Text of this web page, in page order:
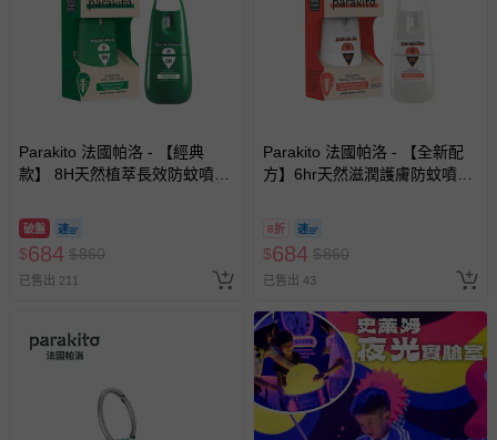
回。
部分商品依據消費者保護法的規定，不適用七天鑑賞期/猶
豫期範圍：
商品、食品等）。
客製化商品（例如客製生日書、姓名貼等）。
新費用）。
經消費者拆封之影音商品或電腦軟體（例如 DVD、CD
等）。
非以有形媒介提供之數位內容或一經提供即為完成之線
上服務，經消費者事先同意始提供（例如線上課程、遊
已拆封之以下類型商品：
-個人衛生用品（例如尿布、貼身衣物、泳裝、襪子、地
Parakito 法國帕洛 - 【經典
款】 8H天然植萃長效防蚊噴霧
破盤
$684 $860
已售出 211
Parakito 法國帕洛 - 【全新配
方】6hr天然滋潤護膚防蚊噴霧
8折
$684 $860
已售出 43